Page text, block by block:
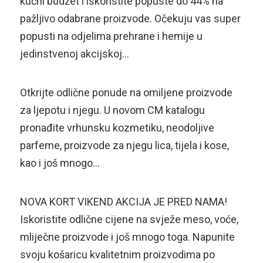
pažljivo odabrane proizvode. Očekuju vas super
popusti na odjelima prehrane i hemije u
jedinstvenoj akcijskoj…
Otkrijte odlične ponude na omiljene proizvode
za ljepotu i njegu. U novom CM katalogu
pronađite vrhunsku kozmetiku, neodoljive
parfeme, proizvode za njegu lica, tijela i kose,
kao i još mnogo…
NOVA KORT VIKEND AKCIJA JE PRED NAMA!
Iskoristite odlične cijene na svježe meso, voće,
mliječne proizvode i još mnogo toga. Napunite
svoju košaricu kvalitetnim proizvodima po